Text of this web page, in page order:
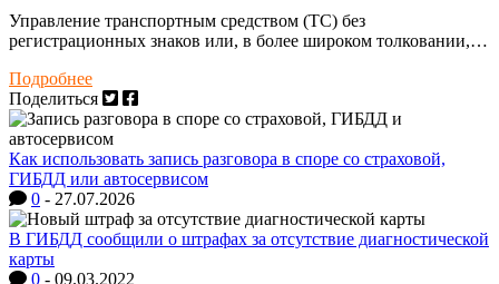
Управление транспортным средством (ТС) без
регистрационных знаков или, в более широком толковании,…
Подробнее
Поделиться
Как использовать запись разговора в споре со страховой,
ГИБДД или автосервисом
0 - 27.07.2026
В ГИБДД сообщили о штрафах за отсутствие диагностической
карты
0 - 09.03.2022